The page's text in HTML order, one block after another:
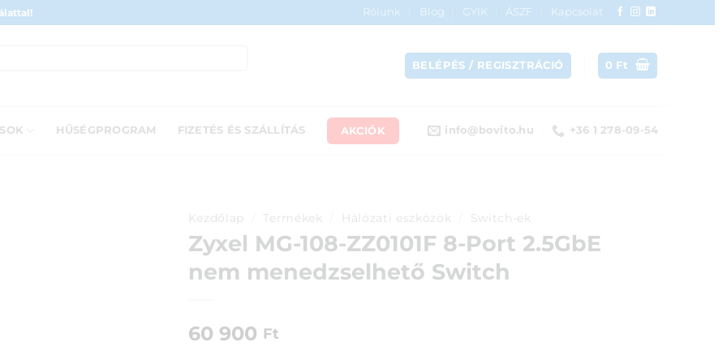
Rólunk Blog GYIK ÁSZF
Kapcsolat
BELÉPÉS / REGISZTRÁCIÓ 0 Ft
HŰSÉGPROGRAM FIZETÉS ÉS SZÁLLÍTÁS AKCIÓK info@bovito.hu +36 1 278-09-54
Kezdőlap Termékek Hálózati eszközök Switch-ek
Zyxel MG-108-ZZ0101F 8-Port 2.5GbE
nem menedzselhető Switch
60 900 Ft